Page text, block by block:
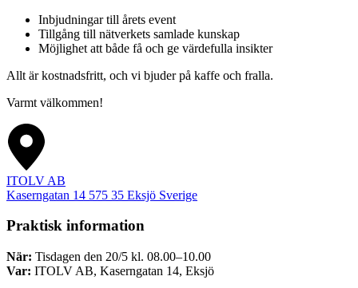
Inbjudningar till årets event
Tillgång till nätverkets samlade kunskap
Möjlighet att både få och ge värdefulla insikter
Allt är kostnadsfritt, och vi bjuder på kaffe och fralla.
Varmt välkommen!
ITOLV AB
Kaserngatan 14 575 35 Eksjö Sverige
Praktisk information
När: Tisdagen den 20/5 kl. 08.00–10.00
Var: ITOLV AB, Kaserngatan 14, Eksjö